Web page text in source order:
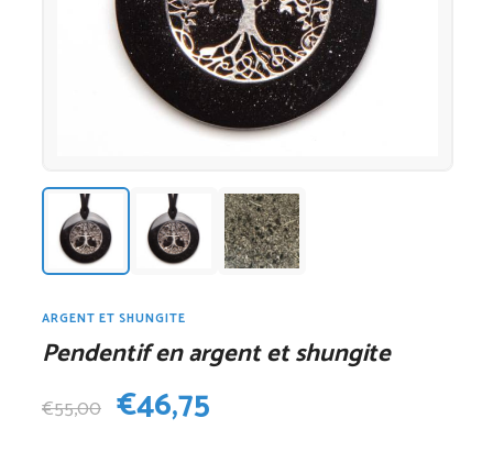
ARGENT ET SHUNGITE
Pendentif en argent et shungite
€55,00 Le
€46,75